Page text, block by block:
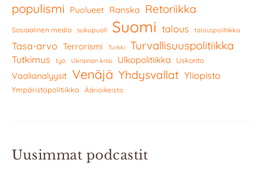
populismi Puolueet Ranska Retoriikka
Sosiaalinen media sukupuoli Suomi talous talouspolitiikka
Tasa-arvo Terrorismi Turkki Turvallisuuspolitiikka
Tutkimus työ Ukrainan kriisi Ulkopolitiikka Uskonto
Vaalianalyysit Venäjä Yhdysvallat Yliopisto
Ympäristöpolitiikka Äärioikeisto
Uusimmat podcastit